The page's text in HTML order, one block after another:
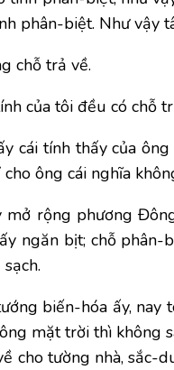
phân-biệt. Như vậy
chỗ trả về.
của tôi đều có chỗ
cái tính thấy của
ông cái nghĩa
rộng phương
ngăn bịt; chỗ
biến-hóa ấy, nay
mặt trời thì
cho tường nhà,